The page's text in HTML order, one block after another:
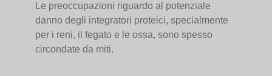
Le preoccupazioni riguardo al potenziale
danno degli integratori proteici, specialmente
per i reni, il fegato e le ossa, sono spesso
circondate da miti.